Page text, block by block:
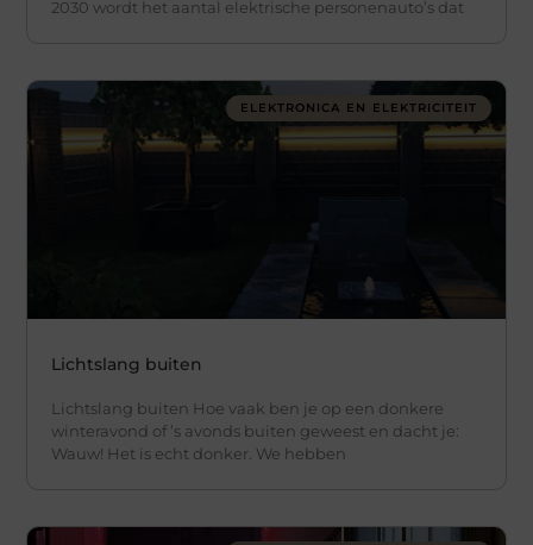
2030 wordt het aantal elektrische personenauto’s dat
ELEKTRONICA EN ELEKTRICITEIT
Lichtslang buiten
Lichtslang buiten Hoe vaak ben je op een donkere
winteravond of ’s avonds buiten geweest en dacht je:
Wauw! Het is echt donker. We hebben